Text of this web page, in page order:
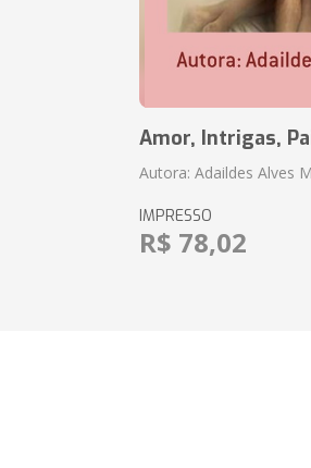
Amor, Intrigas,
Autora: Adaildes Alves
IMPRESSO
R$ 78,02